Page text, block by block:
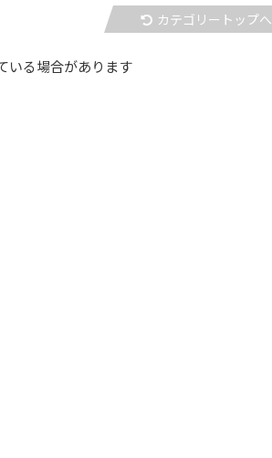
カテゴリートップへ
いる場合があります